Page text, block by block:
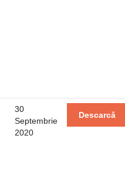
30
Septembrie
2020
Descarcă